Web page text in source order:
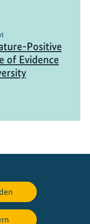
e
n
e
n
z
P
i
i
k
f
ü
Positive
of Evidence